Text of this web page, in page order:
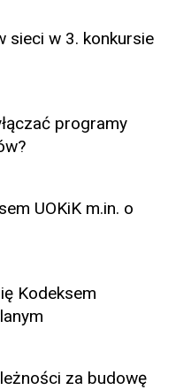
sieci w 3. konkursie
programy
UOKiK m.in. o
Kodeksem
za budowę